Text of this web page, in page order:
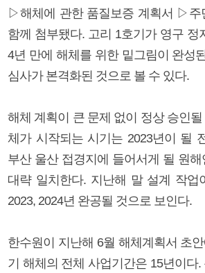
▷해체에 관한 품질보증 계획서 ▷주
함께 첨부됐다. 고리 1호기가 영구 정
4년 만에 해체를 위한 밑그림이 완성
심사가 본격화된 것으로 볼 수 있다.
해체 계획이 큰 문제 없이 정상 승인
체가 시작되는 시기는 2023년이 될
부산 울산 접경지에 들어서게 될 원
대략 일치한다. 지난해 말 설계 작업
2023, 2024년 완공될 것으로 보인다.
한수원이 지난해 6월 해체계획서 초
기 해체의 전체 사업기간은 15년이다.